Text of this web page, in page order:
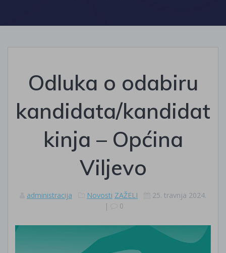
Odluka o odabiru
kandidata/kandidat
kinja – Općina
Viljevo
administracija Novosti ZAŽELI
25. travnja 2024.
|
0